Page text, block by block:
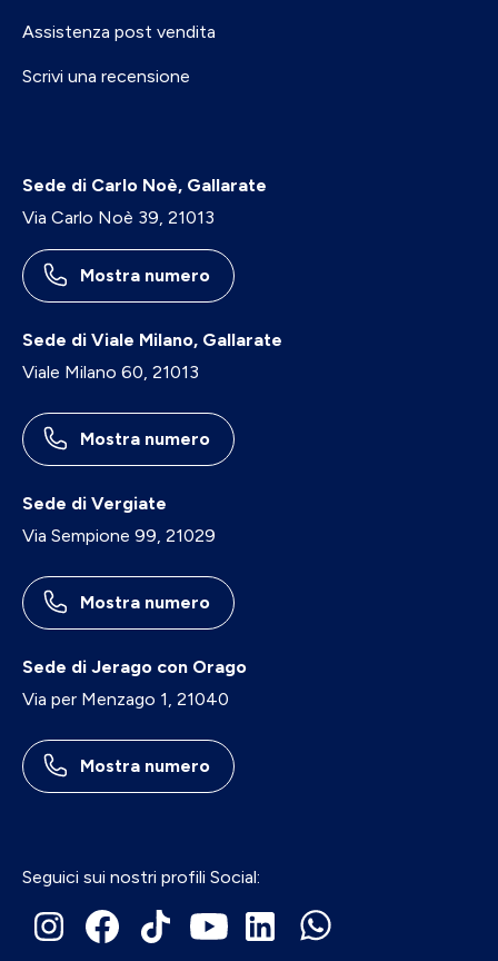
Assistenza post vendita
Scrivi una recensione
Sede di Carlo Noè, Gallarate
Via Carlo Noè 39, 21013
Mostra numero
Sede di Viale Milano, Gallarate
Viale Milano 60, 21013
Mostra numero
Sede di Vergiate
Via Sempione 99, 21029
Mostra numero
Sede di Jerago con Orago
Via per Menzago 1, 21040
Mostra numero
Seguici sui nostri profili Social: